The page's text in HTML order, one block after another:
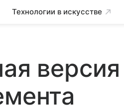
Технологии в искусстве
версия